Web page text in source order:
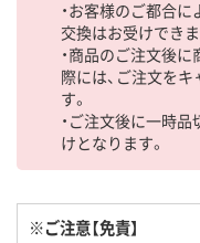
・お客様のご都合に
交換はお受けできま
・商品のご注文後
際には、ご注文を
す。
・ご注文後に一時
けとなります。
※ご注意【免責】